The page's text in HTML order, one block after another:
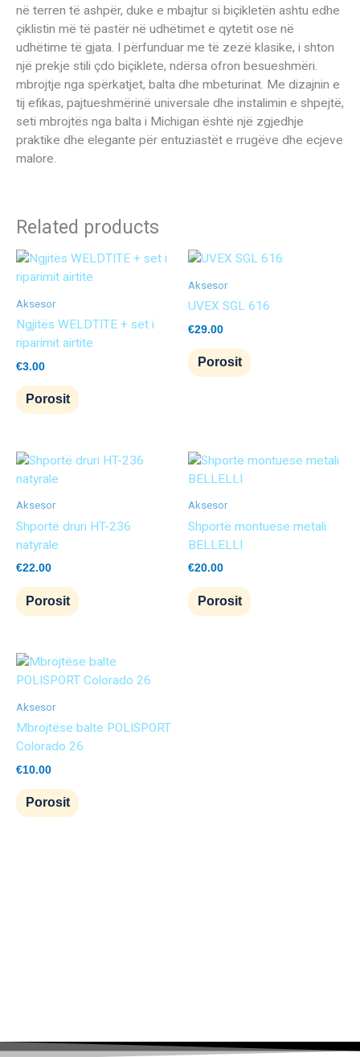
në terren të ashpër, duke e mbajtur si biçikletën ashtu edhe
çiklistin më të pastër në udhëtimet e qytetit ose në
udhëtime të gjata. I përfunduar me të zezë klasike, i shton
një prekje stili çdo biçiklete, ndërsa ofron besueshmëri.
mbrojtje nga spërkatjet, balta dhe mbeturinat. Me dizajnin e
tij efikas, pajtueshmërinë universale dhe instalimin e shpejtë,
seti mbrojtës nga balta i Michigan është një zgjedhje
praktike dhe elegante për entuziastët e rrugëve dhe ecjeve
malore.
Related products
Aksesor
Ngjitës WELDTITE + set i
riparimit airtite
€3.00
Porosit
Aksesor
UVEX SGL 616
€29.00
Porosit
Aksesor
Shportë druri HT-236
natyrale
€22.00
Porosit
Aksesor
Shportë montuese metali
BELLELLI
€20.00
Porosit
Aksesor
Mbrojtëse balte POLISPORT
Colorado 26
€10.00
Porosit